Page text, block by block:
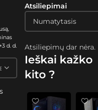
d. d.
Atsiliepimai
Atsiliepimų dar nėra.
Ieškai kažko
kito ?